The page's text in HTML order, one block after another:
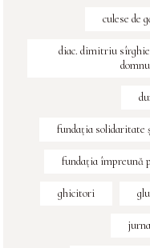
culese de
diac. dimitriu
fundaţia solidaritate
fundația împreună
ghicitori